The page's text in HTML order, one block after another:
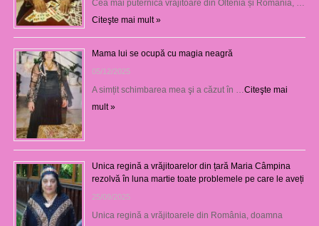
Cea mai puternică vrăjitoare din Oltenia și România, …
Citeşte mai mult »
Mama lui se ocupă cu magia neagră
05/12/2025
A simțit schimbarea mea şi a căzut în … Citeşte mai
mult »
Unica regină a vrăjitoarelor din țară Maria Câmpina
rezolvă în luna martie toate problemele pe care le aveți
25/09/2025
Unica regină a vrăjitoarele din România, doamna